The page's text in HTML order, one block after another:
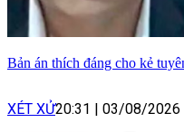
Bản án thích đáng cho kẻ
XÉT XỬ20:31 | 03/08/2026